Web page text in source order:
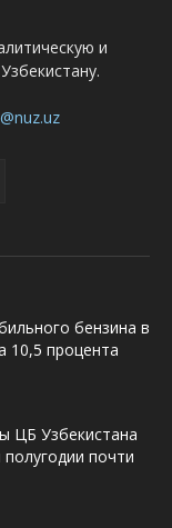
и
бензина в
10,5 процента
ЦБ Узбекистана
почти